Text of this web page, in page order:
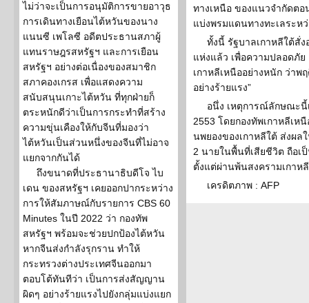
ไม่ว่าจะเป็นการอนุมัติการขายอาวุธ
การเดินทางเยือนไต้หวันของนาง
แนนซี เพโลซี อดีตประธานสภาผู้
แทนราษฎรสหรัฐฯ และการเยือน
สหรัฐฯ อย่างต่อเนื่องของสมาชิก
สภาคองเกรส เพื่อแสดงความ
สนับสนุนเกาะไต้หวัน ที่ทุกฝ่ายก็
ตระหนักดีว่าเป็นการกระทำที่สร้าง
ความขุ่นเคืองให้กับจีนที่มองว่า
ไต้หวันเป็นส่วนหนึ่งของจีนที่ไม่อาจ
แยกจากกันได้
ถึงขนาดที่ประธานาธิบดีโจ ไบ
เดน ของสหรัฐฯ เคยออกปากระหว่าง
การให้สัมภาษณ์กับรายการ CBS 60
Minutes ในปี 2022 ว่า กองทัพ
สหรัฐฯ พร้อมจะช่วยปกป้องไต้หวัน
หากจีนส่งกำลังรุกราน ทำให้
กระทรวงต่างประเทศจีนออกมา
ตอบโต้ทันทีว่า เป็นการส่งสัญญาน
ผิดๆ อย่างร้ายแรงไปยังกลุ่มแบ่งแยก
ทางเหนือ ของแนวจำกัดตอ
แบ่งพรมแดนทางทะเลระห
ทั้งนี้ รัฐบาลเกาหลีใต้สั่
แห่งแล้ว เพื่อความปลอดภั
เกาหลีเหนืออย่างหนัก ว่า
อย่างร้ายแรง”
อนึ่ง เหตุการณ์ลักษณะนี้
2553 โดยกองทัพเกาหลีเห
นพยองของเกาหลีใต้ ส่งผ
2 นายในพื้นที่เสียชีวิต ถือ
ตั้งแต่ผ่านพ้นสงครามเกาห
เครดิตภาพ : AFP